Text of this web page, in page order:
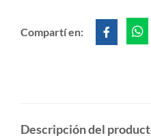
Compartí en:
Descripción del